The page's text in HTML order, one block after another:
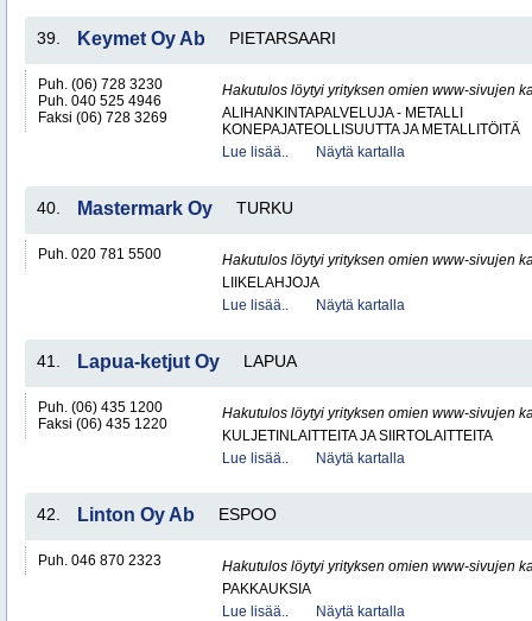
39. Keymet Oy Ab PIETARSAARI
Puh. (06) 728 3230
Puh. 040 525 4946
Faksi (06) 728 3269
Hakutulos löytyi yrityksen omien www-sivujen
ALIHANKINTAPALVELUJA - METALLI
KONEPAJATEOLLISUUTTA JA METALLITÖITÄ
Lue lisää..
Näytä kartalla
40. Mastermark Oy TURKU
Puh. 020 781 5500
Hakutulos löytyi yrityksen omien www-sivujen
LIIKELAHJOJA
Lue lisää..
Näytä kartalla
41. Lapua-ketjut Oy LAPUA
Puh. (06) 435 1200
Faksi (06) 435 1220
Hakutulos löytyi yrityksen omien www-sivujen
KULJETINLAITTEITA JA SIIRTOLAITTEITA
Lue lisää..
Näytä kartalla
42. Linton Oy Ab ESPOO
Puh. 046 870 2323
Hakutulos löytyi yrityksen omien www-sivujen
PAKKAUKSIA
Lue lisää..
Näytä kartalla